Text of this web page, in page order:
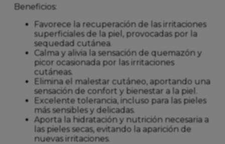
Beneficios:
Favorece la recuperación de las irritaciones
superficiales de la piel, provocadas por la
sequedad cutánea.
Calma y alivia la sensación de quemazón y
picor ocasionada por las irritaciones
cutáneas.
Elimina el malestar cutáneo, aportando una
sensación de confort y bienestar a la piel.
Excelente tolerancia, incluso para las pieles
más sensibles y delicadas.
Aporta la hidratación y nutrición necesaria a
las pieles secas, evitando la aparición de
nuevas irritaciones.